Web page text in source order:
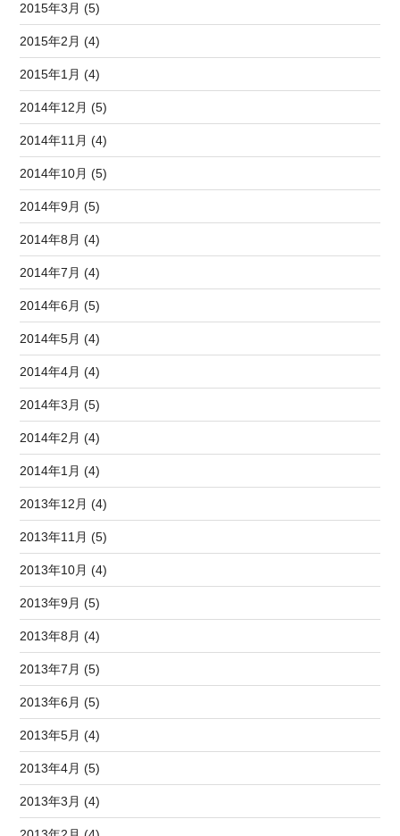
2015年3月 (5)
2015年2月 (4)
2015年1月 (4)
2014年12月 (5)
2014年11月 (4)
2014年10月 (5)
2014年9月 (5)
2014年8月 (4)
2014年7月 (4)
2014年6月 (5)
2014年5月 (4)
2014年4月 (4)
2014年3月 (5)
2014年2月 (4)
2014年1月 (4)
2013年12月 (4)
2013年11月 (5)
2013年10月 (4)
2013年9月 (5)
2013年8月 (4)
2013年7月 (5)
2013年6月 (5)
2013年5月 (4)
2013年4月 (5)
2013年3月 (4)